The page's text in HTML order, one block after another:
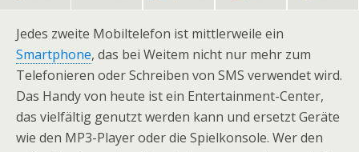
Jedes zweite Mobiltelefon ist mittlerweile ein
Smartphone, das bei Weitem nicht nur mehr zum
Telefonieren oder Schreiben von SMS verwendet wird.
Das Handy von heute ist ein Entertainment-Center,
das vielfältig genutzt werden kann und ersetzt Geräte
wie den MP3-Player oder die Spielkonsole. Wer den